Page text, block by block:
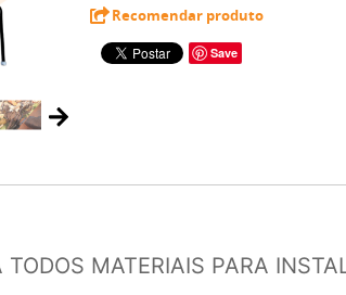
Recomendar produto
Save
MATERIAIS PARA